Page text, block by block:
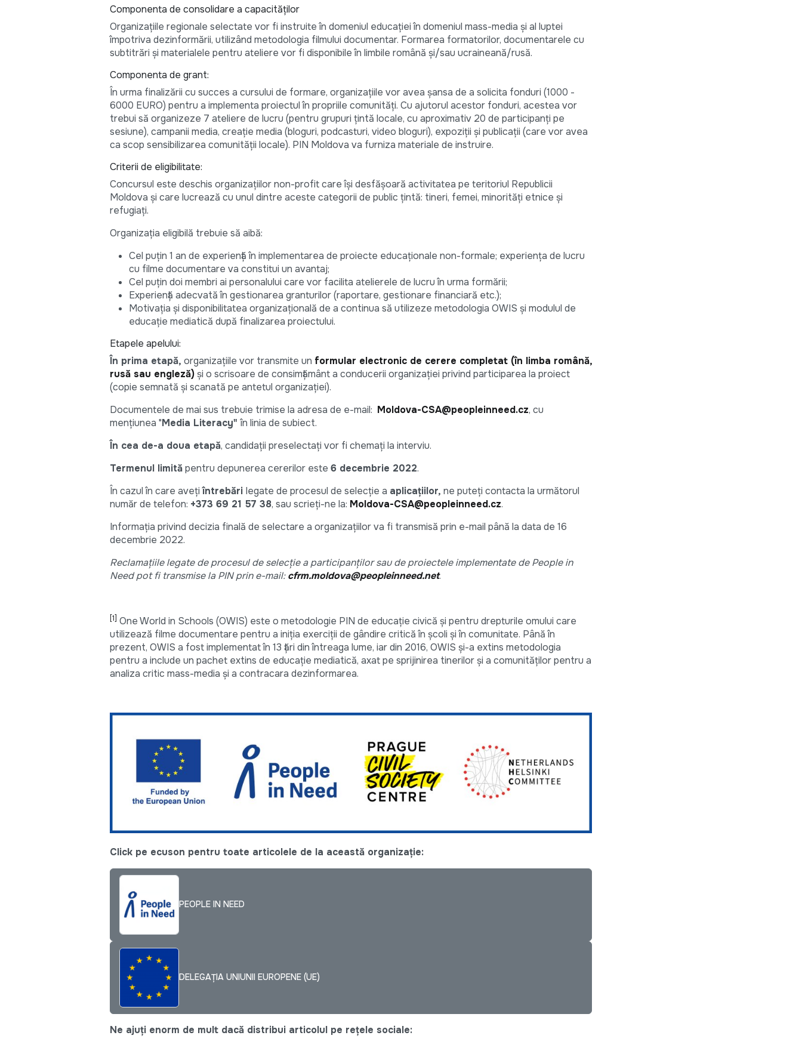
Componenta de consolidare a capacităților
Organizațiile regionale selectate vor fi instruite în domeniul educației în domeniul mass-media și al luptei
împotriva dezinformării, utilizând metodologia filmului documentar. Formarea formatorilor, documentarele cu
subtitrări și materialele pentru ateliere vor fi disponibile în limbile română și/sau ucraineană/rusă.
Componenta de grant:
În urma finalizării cu succes a cursului de formare, organizațiile vor avea șansa de a solicita fonduri (1000 -
6000 EURO) pentru a implementa proiectul în propriile comunități. Cu ajutorul acestor fonduri, acestea vor
trebui să organizeze 7 ateliere de lucru (pentru grupuri țintă locale, cu aproximativ 20 de participanți pe
sesiune), campanii media, creație media (bloguri, podcasturi, video bloguri), expoziții și publicații (care vor avea
ca scop sensibilizarea comunității locale). PIN Moldova va furniza materiale de instruire.
Criterii de eligibilitate:
Concursul este deschis organizațiilor non-profit care își desfășoară activitatea pe teritoriul Republicii
Moldova și care lucrează cu unul dintre aceste categorii de public țintă: tineri, femei, minorități etnice și
refugiați.
Organizația eligibilă trebuie să aibă:
Cel puțin 1 an de experiență în implementarea de proiecte educaționale non-formale; experiența de lucru
cu filme documentare va constitui un avantaj;
Cel puțin doi membri ai personalului care vor facilita atelierele de lucru în urma formării;
Experiență adecvată în gestionarea granturilor (raportare, gestionare financiară etc.);
Motivația și disponibilitatea organizațională de a continua să utilizeze metodologia OWIS și modulul de
educație mediatică după finalizarea proiectului.
Etapele apelului:
În prima etapă, organizațiile vor transmite un formular electronic de cerere completat (în limba română,
rusă sau engleză) și o scrisoare de consimțământ a conducerii organizației privind participarea la proiect
(copie semnată și scanată pe antetul organizației).
Documentele de mai sus trebuie trimise la adresa de e-mail: Moldova-CSA@peopleinneed.cz, cu
mențiunea "Media Literacy"în linia de subiect.
În cea de-a doua etapă, candidații preselectați vor fi chemați la interviu.
Termenul limităpentru depunerea cererilor este 6 decembrie 2022.
În cazul în care avețiîntrebări legate de procesul de selecție a aplicațiilor, ne puteți contacta la următorul
număr de telefon: +373 69 21 57 38, sau scrieți-ne la: Moldova-CSA@peopleinneed.cz.
Informația privind decizia finală de selectare a organizațiilor va fi transmisă prin e-mail până la data de 16
decembrie 2022.
Reclamațiile legate de procesul de selecție a participanților sau de proiectele implementate de People in
Need pot fi transmise la PIN prin e-mail:cfrm.moldova@peopleinneed.net.
[1] One World in Schools (OWIS) este o metodologie PIN de educație civică și pentru drepturile omului care
utilizează filme documentare pentru a iniția exerciții de gândire critică în școli și în comunitate. Până în
prezent, OWIS a fost implementat în 13 țări din întreaga lume, iar din 2016, OWIS și-a extins metodologia
pentru a include un pachet extins de educație mediatică, axat pe sprijinirea tinerilor și a comunităților pentru a
analiza critic mass-media și a contracara dezinformarea.
Click pe ecuson pentru toate articolele de la această organizație:
PEOPLE IN NEED
DELEGAȚIA UNIUNII EUROPENE (UE)
Ne ajuți enorm de mult dacă distribui articolul pe rețele sociale: